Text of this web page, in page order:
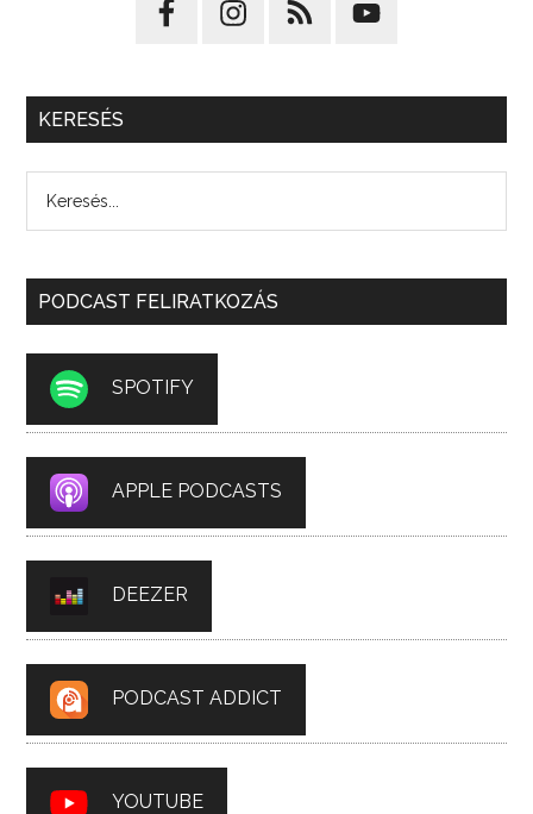
KERESÉS
PODCAST FELIRATKOZÁS
SPOTIFY
APPLE PODCASTS
DEEZER
PODCAST ADDICT
YOUTUBE